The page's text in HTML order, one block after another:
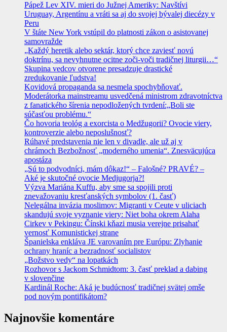
Pápež Lev XIV. mieri do Južnej Ameriky: Navštívi
Uruguay, Argentínu a vráti sa aj do svojej bývalej diecézy v
Peru
V štáte New York vstúpil do platnosti zákon o asistovanej
samovražde
„Každý heretik alebo sektár, ktorý chce zaviesť novú
doktrínu, sa nevyhnutne ocitne zoči-voči tradičnej liturgii…“
Skupina vedcov otvorene presadzuje drastické
zredukovanie ľudstva!
Kovidová propaganda sa nesmela spochybňovať.
Moderátorka mainstreamu usvedčená ministrom zdravotníctva
z fanatického šírenia nepodložených tvrdení:„Boli ste
súčasťou problému.“
Čo hovoria teológ a exorcista o Medžugorii? Ovocie viery,
kontroverzie alebo neposlušnosť?
Rúhavé predstavenia nie len v divadle, ale už aj v
chrámoch Bezbožnosť „moderného umenia“. Znesväcujúca
apostáza
„Sú to podvodníci, mám dôkaz!“ – Falošné? PRAVÉ? –
Aké je skutočné ovocie Medjugorja?!
Výzva Mariána Kuffu, aby sme sa spojili proti
znevažovaniu kresťanských symbolov (1. časť)
Nelegálna invázia moslimov: Migranti v Ceute v uliciach
skandujú svoje vyznanie viery: Niet boha okrem Alaha
Cirkev v Pekingu: Čínski kňazi musia verejne prisahať
vernosť Komunistickej strane
Španielska enkláva JE varovaním pre Európu: Zlyhanie
ochrany hraníc a bezradnosť socialistov
„Božstvo vedy“ na lopatkách
Rozhovor s Jackom Schmidtom: 3. časť preklad a dabing
v slovenčine
Kardinál Roche: Aká je budúcnosť tradičnej svätej omše
pod novým pontifikátom?
Najnovšie komentáre